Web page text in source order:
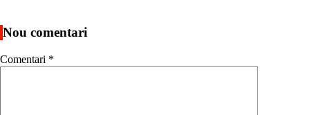
Nou comentari
Comentari *